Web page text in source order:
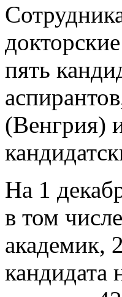
пять
(Венгрия)
На 1
в том
академик,
кандидата